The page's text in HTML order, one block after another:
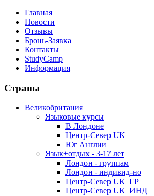
Главная
Новости
Отзывы
Бронь-Заявка
Контакты
StudyCamp
Информация
Страны
Великобритания
Языковые курсы
В Лондоне
Центр-Север UK
Юг Англии
Язык+отдых - 3-17 лет
Лондон - группам
Лондон - индивид-но
Центр-Север UK_ГР
Центр-Север UK_ИНД